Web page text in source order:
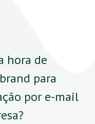
hora de
para
por e-mail